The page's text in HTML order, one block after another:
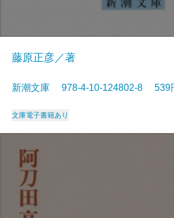
藤原正彦／著
新潮文庫 978-4-10-124802-8
文庫電子書籍あり